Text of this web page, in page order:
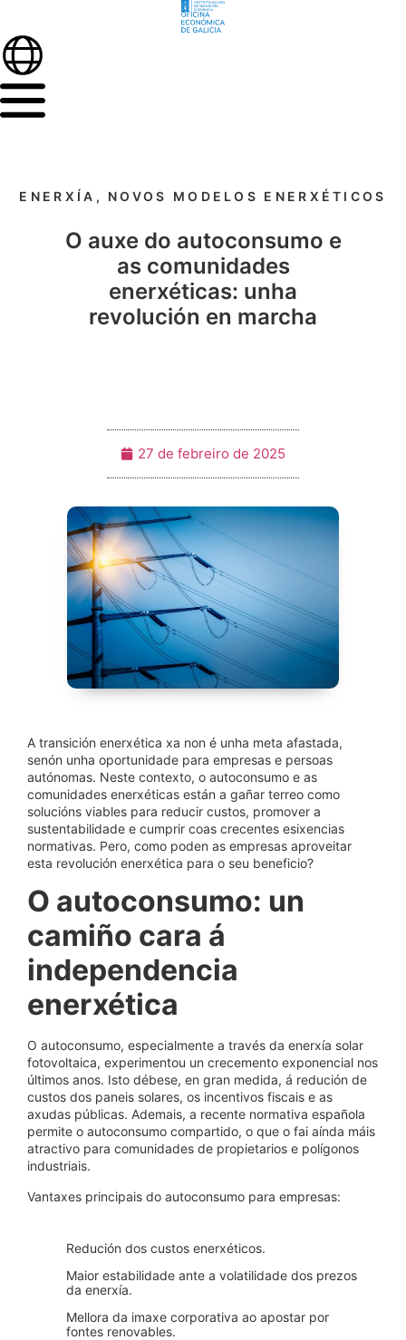
ENERXÍA , NOVOS MODELOS ENERXÉTICOS
O auxe do autoconsumo e
as comunidades
enerxéticas: unha
revolución en marcha
27 de febreiro de 2025
A transición enerxética xa non é unha meta afastada,
senón unha oportunidade para empresas e persoas
autónomas. Neste contexto, o autoconsumo e as
comunidades enerxéticas están a gañar terreo como
solucións viables para reducir custos, promover a
sustentabilidade e cumprir coas crecentes esixencias
normativas. Pero, como poden as empresas aproveitar
esta revolución enerxética para o seu beneficio?
O autoconsumo: un
camiño cara á
independencia
enerxética
O autoconsumo, especialmente a través da enerxía solar
fotovoltaica, experimentou un crecemento exponencial nos
últimos anos. Isto débese, en gran medida, á redución de
custos dos paneis solares, os incentivos fiscais e as
axudas públicas. Ademais, a recente normativa española
permite o autoconsumo compartido, o que o fai aínda máis
atractivo para comunidades de propietarios e polígonos
industriais.
Vantaxes principais do autoconsumo para empresas:
Redución dos custos enerxéticos.
Maior estabilidade ante a volatilidade dos prezos
da enerxía.
Mellora da imaxe corporativa ao apostar por
fontes renovables.